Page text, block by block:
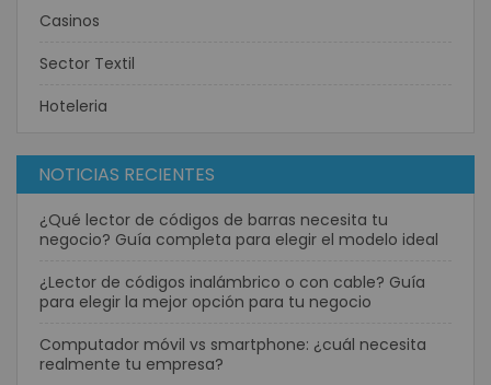
Casinos
Sector Textil
Hoteleria
NOTICIAS RECIENTES
¿Qué lector de códigos de barras necesita tu
negocio? Guía completa para elegir el modelo ideal
¿Lector de códigos inalámbrico o con cable? Guía
para elegir la mejor opción para tu negocio
Computador móvil vs smartphone: ¿cuál necesita
realmente tu empresa?